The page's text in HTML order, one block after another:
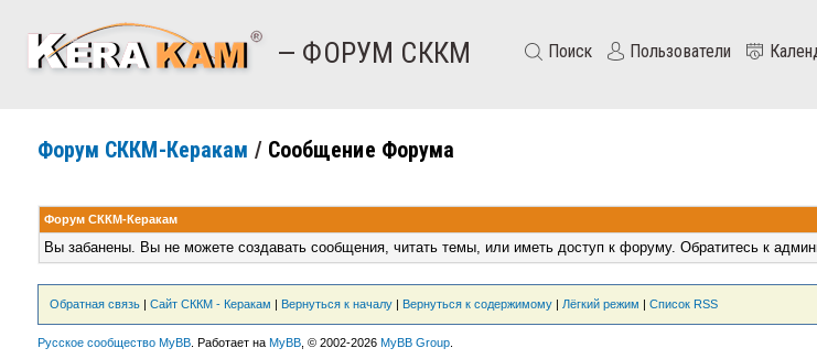
— ФОРУМ СККМ Поиск Пользователи
Форум СККМ-Керакам / Сообщение Форума
Форум СККМ-Керакам
Вы забанены. Вы не можете создавать сообщения, читать темы, или иметь доступ к форуму. Обратитесь к
Обратная связь| Сайт СККМ - Керакам | Вернуться к началу| Вернуться к содержимому| Лёгкий режим | Список RSS
Русское сообщество MyBB. Работает на MyBB, © 2002-2026 MyBB Group.